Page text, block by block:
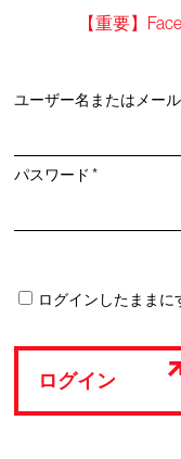
【重要】
ユーザー名またはメー
パスワード*必
ログインしたままに
ログイン